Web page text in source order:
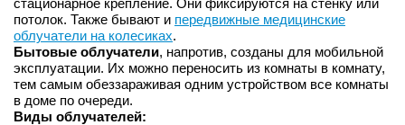
стационарное крепление. Они фиксируются на стенку или
потолок. Также бывают и передвижные медицинские
облучатели на колесиках.
Бытовые облучатели, напротив, созданы для мобильной
эксплуатации. Их можно переносить из комнаты в комнату,
тем самым обеззараживая одним устройством все комнаты
в доме по очереди.
Виды облучателей: